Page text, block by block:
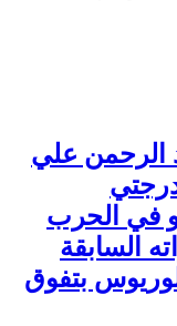
الرحمن علي
و في الحرب
السابقة
بتفوق